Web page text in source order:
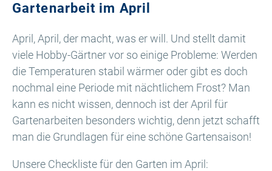
Gartenarbeit im April
April, April, der macht, was er will. Und stellt damit
viele Hobby-Gärtner vor so einige Probleme: Werden
die Temperaturen stabil wärmer oder gibt es doch
nochmal eine Periode mit nächtlichem Frost? Man
kann es nicht wissen, dennoch ist der April für
Gartenarbeiten besonders wichtig, denn jetzt schafft
man die Grundlagen für eine schöne Gartensaison!
Unsere Checkliste für den Garten im April: